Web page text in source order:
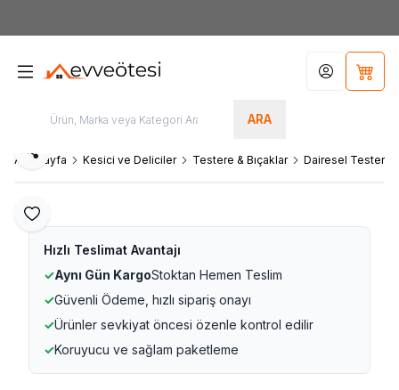
ARA
Hesabım
Ana Sayfa Kesici ve Deliciler Testere & Bıçaklar Dairesel Testere
Favoriye Ekle
Paylaş
Hızlı Teslimat Avantajı
✓Aynı Gün KargoStoktan Hemen Teslim
✓Güvenli Ödeme, hızlı sipariş onayı
✓Ürünler sevkiyat öncesi özenle kontrol edilir
✓Koruyucu ve sağlam paketleme